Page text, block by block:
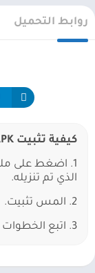
روابط التحميل
كيفية تثبيت JustWatch - Streaming Guide APK؟
الذي تم تنزيله.
2. المس تثبيت.
3. اتبع الخطوات التي تظهر على الشاشة.